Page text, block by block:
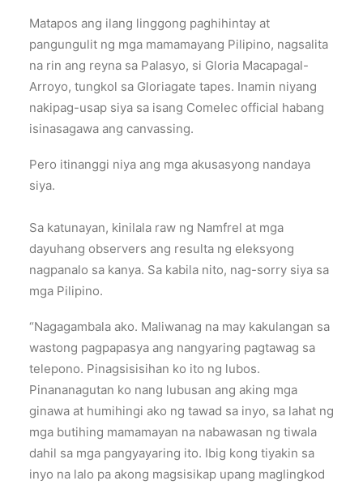
Matapos ang ilang linggong paghihintay at
pangungulit ng mga mamamayang Pilipino, nagsalita
na rin ang reyna sa Palasyo, si Gloria Macapagal-
Arroyo, tungkol sa Gloriagate tapes. Inamin niyang
nakipag-usap siya sa isang Comelec official habang
isinasagawa ang canvassing.
Pero itinanggi niya ang mga akusasyong nandaya
siya.
Sa katunayan, kinilala raw ng Namfrel at mga
dayuhang observers ang resulta ng eleksyong
nagpanalo sa kanya. Sa kabila nito, nag-sorry siya sa
mga Pilipino.
“Nagagambala ako. Maliwanag na may kakulangan sa
wastong pagpapasya ang nangyaring pagtawag sa
telepono. Pinagsisisihan ko ito ng lubos.
Pinananagutan ko nang lubusan ang aking mga
ginawa at humihingi ako ng tawad sa inyo, sa lahat ng
mga butihing mamamayan na nabawasan ng tiwala
dahil sa mga pangyayaring ito. Ibig kong tiyakin sa
inyo na lalo pa akong magsisikap upang maglingkod